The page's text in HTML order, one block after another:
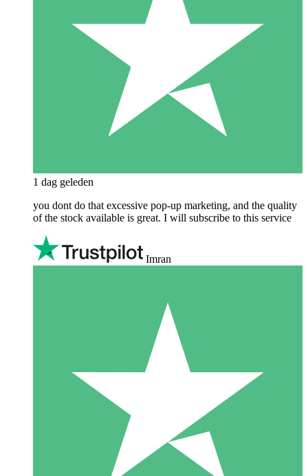
1 dag geleden
you dont do that excessive pop-up marketing, and the quality
of the stock available is great. I will subscribe to this service
Imran